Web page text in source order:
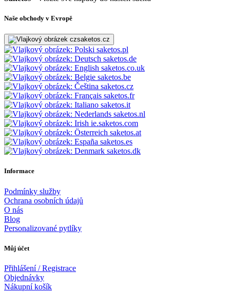
Naše obchody v Evropě
saketos.cz
saketos.pl
saketos.de
saketos.co.uk
saketos.be
saketos.cz
saketos.fr
saketos.it
saketos.nl
ie.saketos.com
saketos.at
saketos.es
saketos.dk
Informace
Podmínky služby
Ochrana osobních údajů
O nás
Blog
Personalizované pytlíky
Můj účet
Přihlášení / Registrace
Objednávky
Nákupní košík